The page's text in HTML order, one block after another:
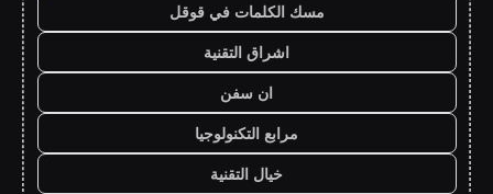
مسك الكلمات في قوقل
اشراق التقنية
ان سفن
مرابع التكنولوجيا
خيال التقنية